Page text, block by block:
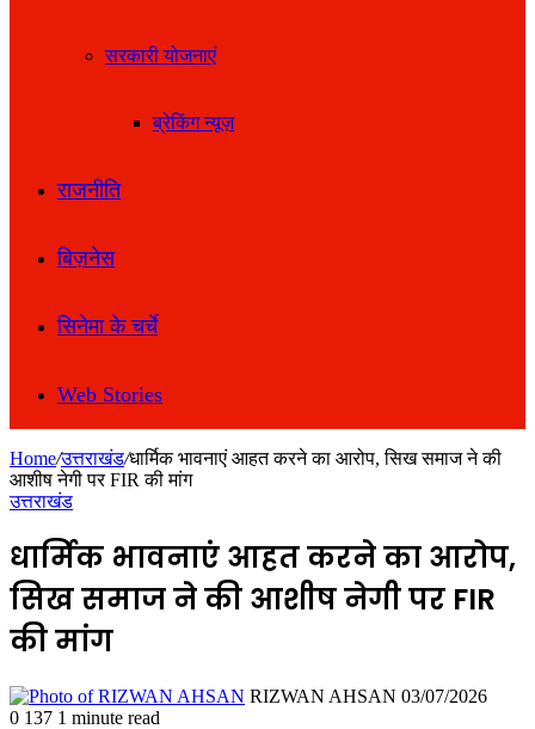
सरकारी योजनाएं
ब्रेकिंग न्यूज़
राजनीति
बिज़नेस
सिनेमा के चर्चे
Web Stories
Home/उत्तराखंड/धार्मिक भावनाएं आहत करने का आरोप, सिख समाज ने की
आशीष नेगी पर FIR की मांग
उत्तराखंड
धार्मिक भावनाएं आहत करने का आरोप,
सिख समाज ने की आशीष नेगी पर FIR
की मांग
RIZWAN AHSAN Send
03/07/2026
0 137 1 minute read